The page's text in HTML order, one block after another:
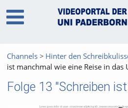
Channels Hinter den
ist manchmal wie eine Reise in das